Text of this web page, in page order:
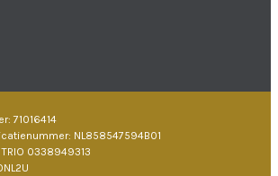
71016414
NL858547594B01
TRIO 0338949313